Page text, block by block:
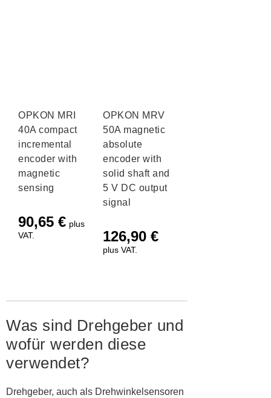
OPKON MRI
40A compact
incremental
encoder with
magnetic
sensing
90,65 € plus
VAT.
OPKON MRV
50A magnetic
absolute
encoder with
solid shaft and
5 V DC output
signal
126,90 €
plus VAT.
Was sind Drehgeber und
wofür werden diese
verwendet?
Drehgeber, auch als Drehwinkelsensoren